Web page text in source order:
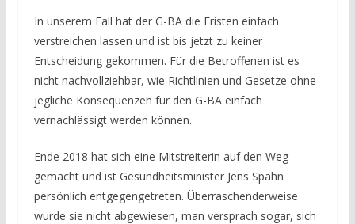
In unserem Fall hat der G-BA die Fristen einfach
verstreichen lassen und ist bis jetzt zu keiner
Entscheidung gekommen. Für die Betroffenen ist es
nicht nachvollziehbar, wie Richtlinien und Gesetze ohne
jegliche Konsequenzen für den G-BA einfach
vernachlässigt werden können.
Ende 2018 hat sich eine Mitstreiterin auf den Weg
gemacht und ist Gesundheitsminister Jens Spahn
persönlich entgegengetreten. Überraschenderweise
wurde sie nicht abgewiesen, man versprach sogar, sich